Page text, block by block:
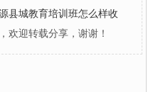
县城教育培训班怎么样收
欢迎转载分享，谢谢！